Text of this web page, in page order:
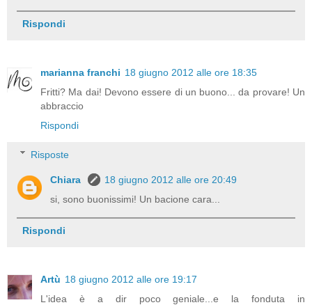
Rispondi
marianna franchi 18 giugno 2012 alle ore 18:35
Fritti? Ma dai! Devono essere di un buono... da provare! Un
abbraccio
Rispondi
Risposte
Chiara
18 giugno 2012 alle ore 20:49
si, sono buonissimi! Un bacione cara...
Rispondi
Artù 18 giugno 2012 alle ore 19:17
L'idea è a dir poco geniale...e la fonduta in